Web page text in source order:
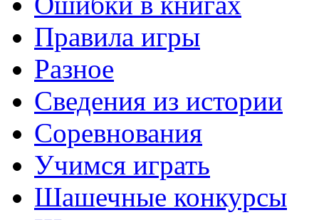
Правила игры
Разное
Сведения из истории
Соревнования
Учимся играть
Шашечные конкурсы